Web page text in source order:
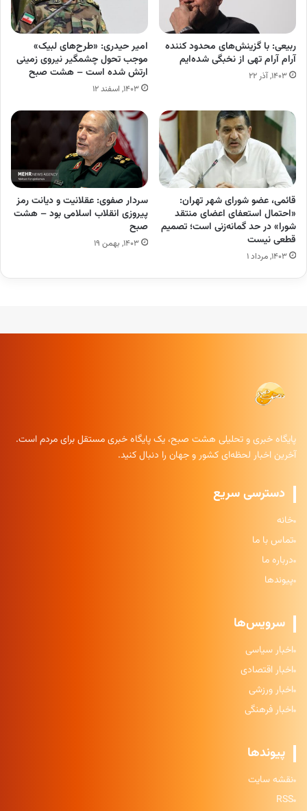
ربیعی: با گزینش‌های محدود کننده‌
آرام آرام تهی از نخبگی شده‌ایم
۱۴۰۳, آذر ۲۲
امیر حیدری: «طرح‌های لبیک»
موجب تحول چشمگیر نیروی زمینی
ارتش شده است – هشت صبح
۱۴۰۳, اسفند ۱۲
قائمی، عضو شورای شهر تهران:
«احتمال استعفای اعضای منتقد
شورا» در حد گمانه‌زنی است؛ تصمیم
قطعی نیست
۱۴۰۳, مرداد ۱
سردار صفوی: عقلانیت و دیانت رمز
پیروزی انقلاب اسلامی بود – هشت
صبح
۱۴۰۳, بهمن ۱۹
پایگاه خبری و تحلیلی هشت صبح، یک پایگاه خبری مستقل برای مردم است.
آخرین اخبار لحظه‌ای کشور و جهان را دنبال کنید.
دسترسی سریع
خانه
تماس با ما
درباره ما
پیوندها
سرویس‌ها
اخبار سیاسی
اخبار اقتصادی
اخبار ورزشی
اخبار فرهنگی
پیوندها
نقشه سایت
RSS